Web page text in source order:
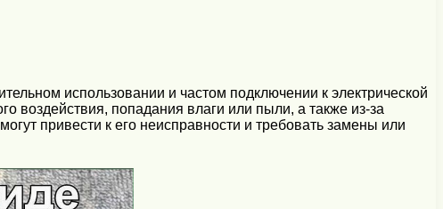
использовании и частом подключении к электрической
воздействия, попадания влаги или пыли, а также из-за
привести к его неисправности и требовать замены или